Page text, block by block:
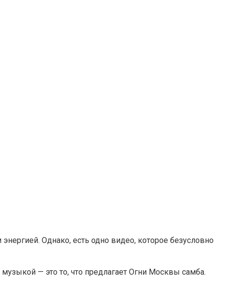
Однако, есть одно видео, которое безусловно
— это то, что предлагает Огни Москвы самба.